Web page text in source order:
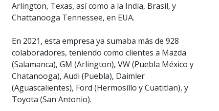
Arlington, Texas, así como a la India, Brasil, y
Chattanooga Tennessee, en EUA.
En 2021, esta empresa ya sumaba más de 928
colaboradores, teniendo como clientes a Mazda
(Salamanca), GM (Arlington), VW (Puebla México y
Chatanooga), Audi (Puebla), Daimler
(Aguascalientes), Ford (Hermosillo y Cuatitlan), y
Toyota (San Antonio).